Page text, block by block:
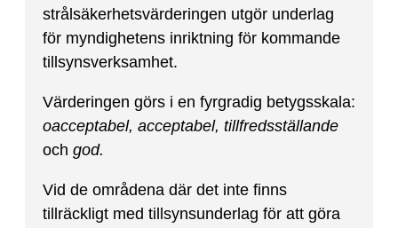
strålsäkerhetsvärderingen utgör underlag
för myndighetens inriktning för kommande
tillsynsverksamhet.
Värderingen görs i en fyrgradig betygsskala:
oacceptabel, acceptabel, tillfredsställande
och god.
Vid de områdena där det inte finns
tillräckligt med tillsynsunderlag för att göra